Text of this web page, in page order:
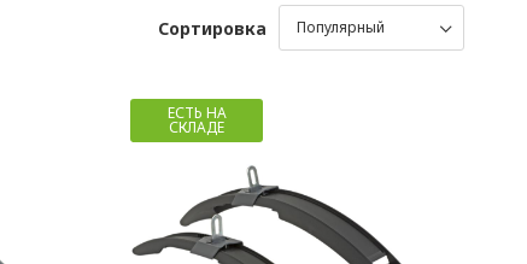
Сортировка
ЕСТЬ НА
СКЛАДЕ